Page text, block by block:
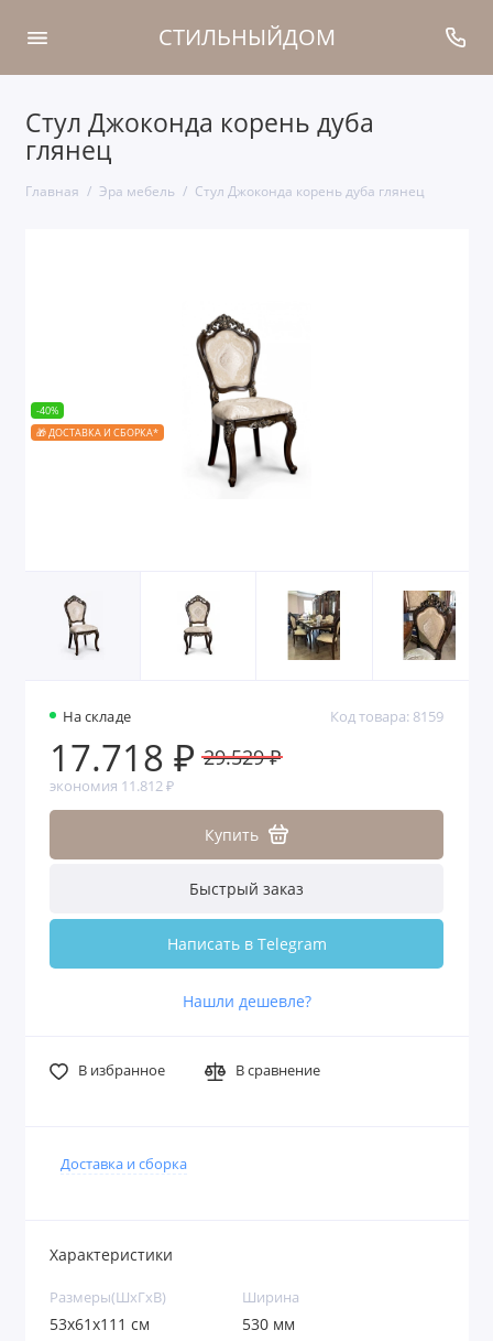
СТИЛЬНЫЙДОМ
Стул Джоконда корень дуба
глянец
Главная Эра мебель Стул Джоконда корень дуба глянец
-40%
🎁 ДОСТАВКА И СБОРКА*
На складе Код товара: 8159
17.718 ₽ 29.529 ₽
экономия 11.812 ₽
Купить
Быстрый заказ
Написать в Telegram
Нашли дешевле?
В избранное В сравнение
Доставка и сборка
Характеристики
Размеры(ШxГxВ)
53x61x111 см
Ширина
530 мм